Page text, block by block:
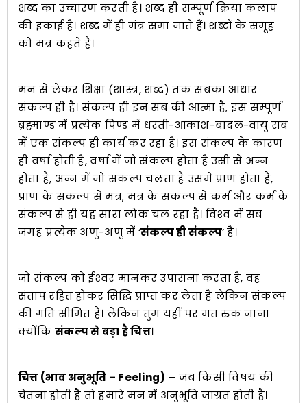
शब्द का उच्चारण करती है। शब्द ही सम्पूर्ण क्रिया कलाप
की इकाई है। शब्द में ही मंत्र समा जाते हैं। शब्दों के समूह
को मंत्र कहते है।
मन से लेकर शिक्षा (शास्त्र, शब्द) तक सबका आधार
संकल्प ही है। संकल्प ही इन सब की आत्मा है, इस सम्पूर्ण
ब्रह्माण्ड में प्रत्येक पिण्ड में धरती-आकाश-बादल-वायु सब
में एक संकल्प ही कार्य कर रहा है। इस संकल्प के कारण
ही वर्षा होती है, वर्षा में जो संकल्प होता है उसी से अन्न
होता है, अन्न में जो संकल्प चलता है उसमें प्राण होता है,
प्राण के संकल्प से मंत्र, मंत्र के संकल्प से कर्म और कर्म के
संकल्प से ही यह सारा लोक चल रहा है। विश्‍व में सब
जगह प्रत्येक अणु-अणु में ‘संकल्प ही संकल्प’ है।
जो संकल्प को ईश्‍वर मानकर उपासना करता है, वह
संताप रहित होकर सिद्धि प्राप्त कर लेता है लेकिन संकल्प
की गति सीमित है। लेकिन तुम यहीं पर मत रुक जाना
क्योंकि संकल्प से बड़ा है चित्त।
चित्त (भाव अनुभूति – Feeling) – जब किसी विषय की
चेतना होती है तो हमारे मन में अनुभूति जाग्रत होती है।